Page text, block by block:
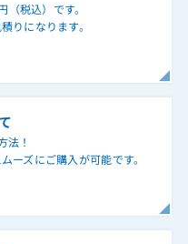
税込）です。
りになります。
法！
ーズにご購入が可能です。